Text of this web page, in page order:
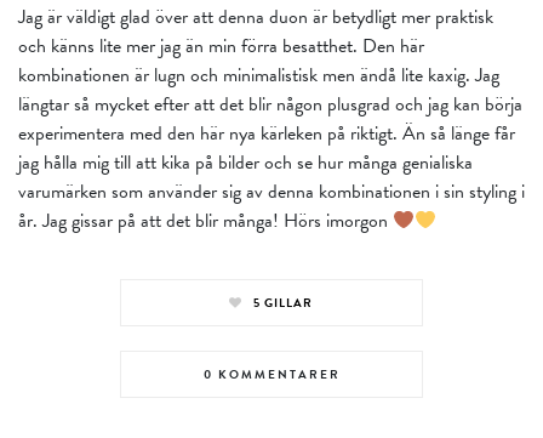
Jag är väldigt glad över att denna duon är betydligt mer praktisk
och känns lite mer jag än min förra besatthet. Den här
kombinationen är lugn och minimalistisk men ändå lite kaxig. Jag
längtar så mycket efter att det blir någon plusgrad och jag kan börja
experimentera med den här nya kärleken på riktigt. Än så länge får
jag hålla mig till att kika på bilder och se hur många genialiska
varumärken som använder sig av denna kombinationen i sin styling i
år. Jag gissar på att det blir många! Hörs imorgon
5 GILLAR
0 KOMMENTARER